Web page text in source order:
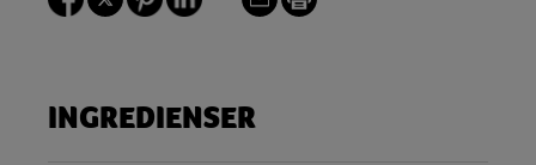
INGREDIENSER